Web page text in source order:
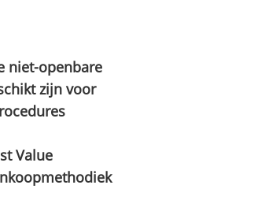
niet-openbare
zijn voor
Value